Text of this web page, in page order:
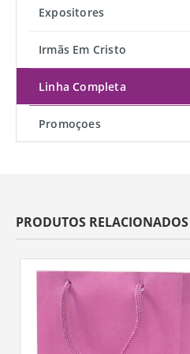
Expositores
Irmãs Em Cristo
Linha Completa
Promoçoes
PRODUTOS RELACIONADOS